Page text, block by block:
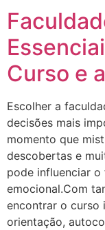
Curso e
Escolher a
decisões mais
momento que
descobertas e
pode influenciar
emocional.Com
encontrar o curso
orientação,